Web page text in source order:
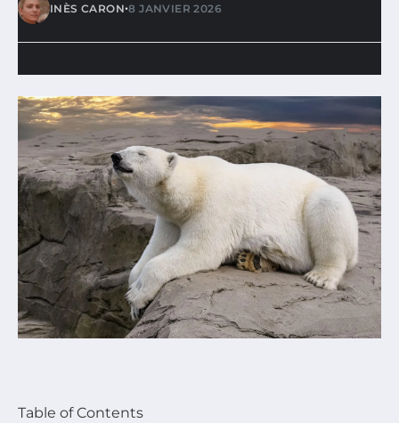
INÈS CARON•8 JANVIER 2026
Table of Contents